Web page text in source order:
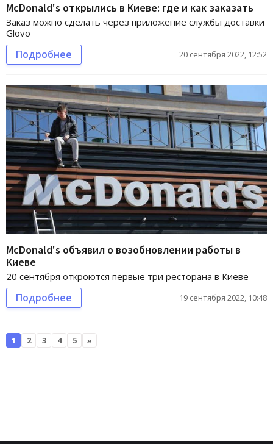
McDonald's открылись в Киеве: где и как заказать
Заказ можно сделать через приложение службы доставки
Glovo
Подробнее 20 сентября 2022, 12:52
McDonald's объявил о возобновлении работы в
Киеве
20 сентября откроются первые три ресторана в Киеве
Подробнее 19 сентября 2022, 10:48
1 2 3 4 5 »